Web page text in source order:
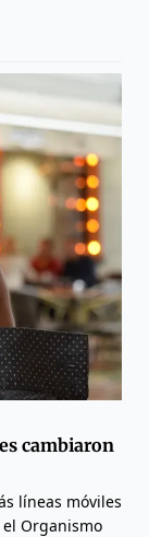
cambiaron
líneas móviles
Organismo